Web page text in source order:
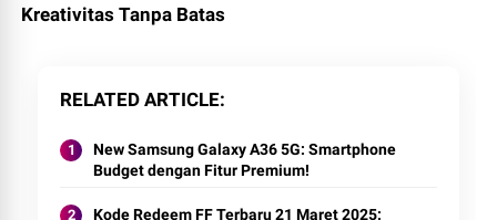
Kreativitas Tanpa Batas
RELATED ARTICLE
New Samsung Galaxy A36 5G: Smartphone
Budget dengan Fitur Premium!
Kode Redeem FF Terbaru 21 Maret 2025: